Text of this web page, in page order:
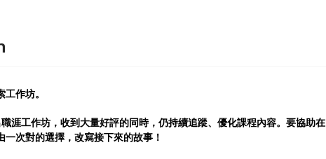
作坊。
涯工作坊，收到大量好評的同時，仍持續追蹤、優化課程內容。要協助在
次對的選擇，改寫接下來的故事！